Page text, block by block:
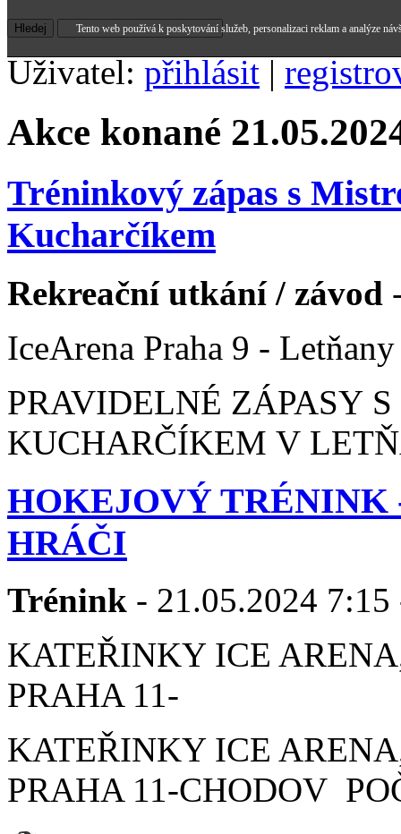
Uživatel: přihlásit |
Akce konané
Tréninkový zápas s
Kucharčíkem
Rekreační utkání / závod
IceArena Praha 9 - Letňany
PRAVIDELNÉ ZÁPASY
KUCHARČÍKEM V
HOKEJOVÝ
HRÁČI
Trénink - 21.05.2024 7:15
KATEŘINKY ICE
PRAHA 11-
KATEŘINKY ICE
PRAHA 11-CHODOV
Tento web používá k poskytování služeb, personalizaci reklam a analýze